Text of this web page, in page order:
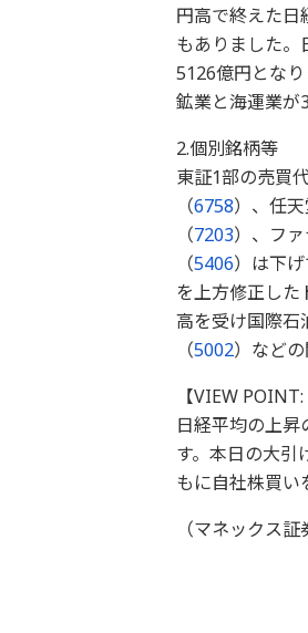
円高で終えた日
もありました
5126億円とな
鉱業と海運業が
2.個別銘柄等
東証1部の売買
（6758）、任
（7203）、フ
（5406）は下
を上方修正した
高を受け国際石
（5002）など
【VIEW
日経平均の上
す。本日の大引
もに自社株買い
（マネックス